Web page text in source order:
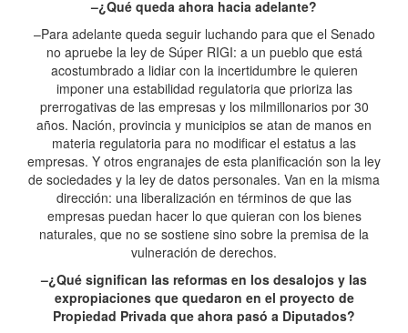
–¿Qué queda ahora hacia adelante?
–Para adelante queda seguir luchando para que el Senado
no apruebe la ley de Súper RIGI: a un pueblo que está
acostumbrado a lidiar con la incertidumbre le quieren
imponer una estabilidad regulatoria que prioriza las
prerrogativas de las empresas y los milmillonarios por 30
años. Nación, provincia y municipios se atan de manos en
materia regulatoria para no modificar el estatus a las
empresas. Y otros engranajes de esta planificación son la ley
de sociedades y la ley de datos personales. Van en la misma
dirección: una liberalización en términos de que las
empresas puedan hacer lo que quieran con los bienes
naturales, que no se sostiene sino sobre la premisa de la
vulneración de derechos.
–¿Qué significan las reformas en los desalojos y las
expropiaciones que quedaron en el proyecto de
Propiedad Privada que ahora pasó a Diputados?